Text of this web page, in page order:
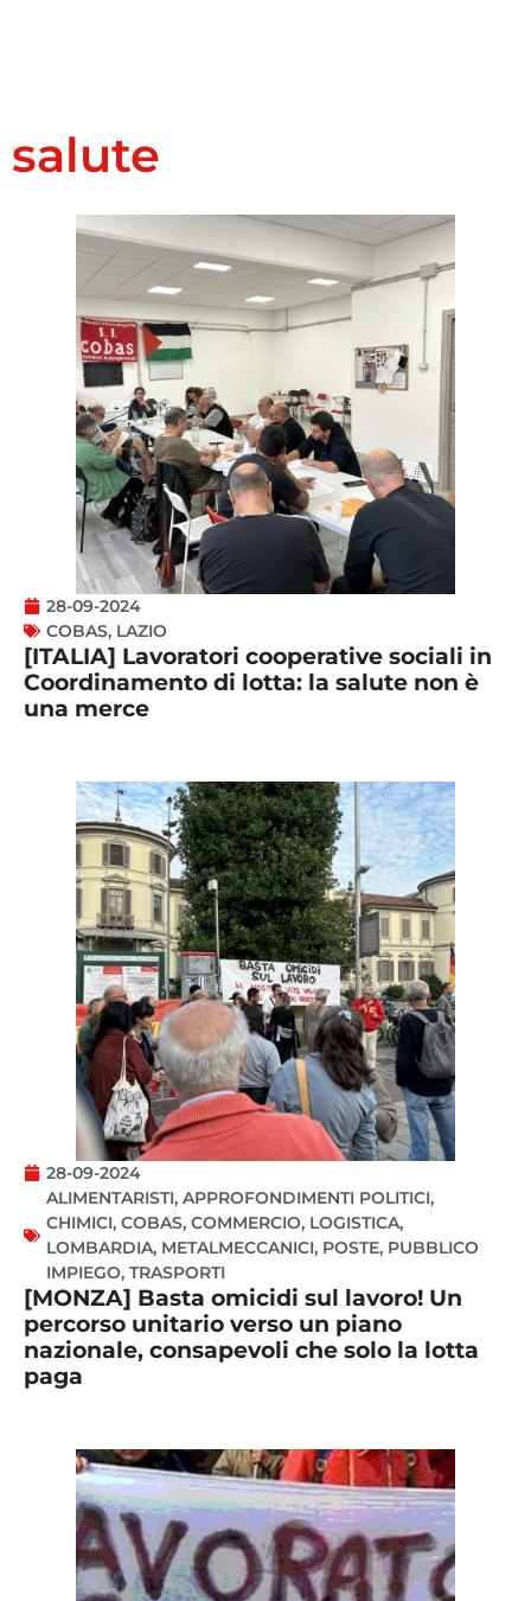
salute
28-09-2024
COBAS, LAZIO
[ITALIA] Lavoratori cooperative sociali in
Coordinamento di lotta: la salute non è
una merce
28-09-2024
ALIMENTARISTI, APPROFONDIMENTI POLITICI,
CHIMICI, COBAS, COMMERCIO, LOGISTICA,
LOMBARDIA, METALMECCANICI, POSTE, PUBBLICO
IMPIEGO, TRASPORTI
[MONZA] Basta omicidi sul lavoro! Un
percorso unitario verso un piano
nazionale, consapevoli che solo la lotta
paga